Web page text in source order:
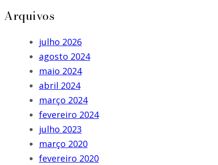
Arquivos
julho 2026
agosto 2024
maio 2024
abril 2024
março 2024
fevereiro 2024
julho 2023
março 2020
fevereiro 2020